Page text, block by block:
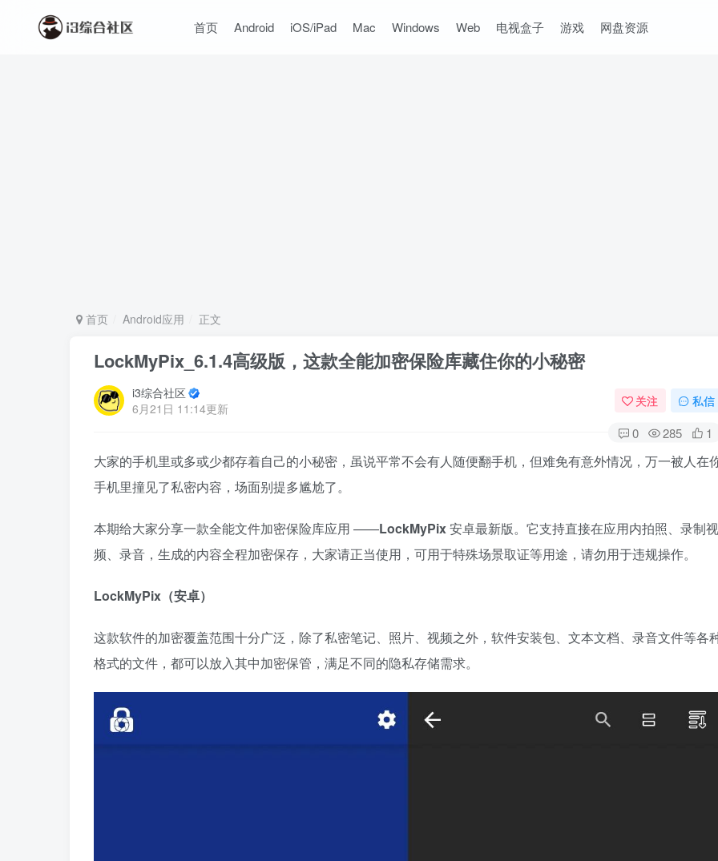
首页 Android iOS/iPad Mac Windows Web 电视盒子 游戏 网盘资源
首页 Android应用 正文
LockMyPix_6.1.4高级版，这款全能加密保险库藏住你的小秘密
i3综合社区
6月21日 11:14更新
关注 私信
0 285 1
大家的手机里或多或少都存着自己的小秘密，虽说平常不会有人随便翻手机，但难免有意外情况，万一被人在
手机里撞见了私密内容，场面别提多尴尬了。
本期给大家分享一款全能文件加密保险库应用 ——LockMyPix安卓最新版。它支持直接在应用内拍照、录制视
频、录音，生成的内容全程加密保存，大家请正当使用，可用于特殊场景取证等用途，请勿用于违规操作。
LockMyPix（安卓）
这款软件的加密覆盖范围十分广泛，除了私密笔记、照片、视频之外，软件安装包、文本文档、录音文件等各
格式的文件，都可以放入其中加密保管，满足不同的隐私存储需求。